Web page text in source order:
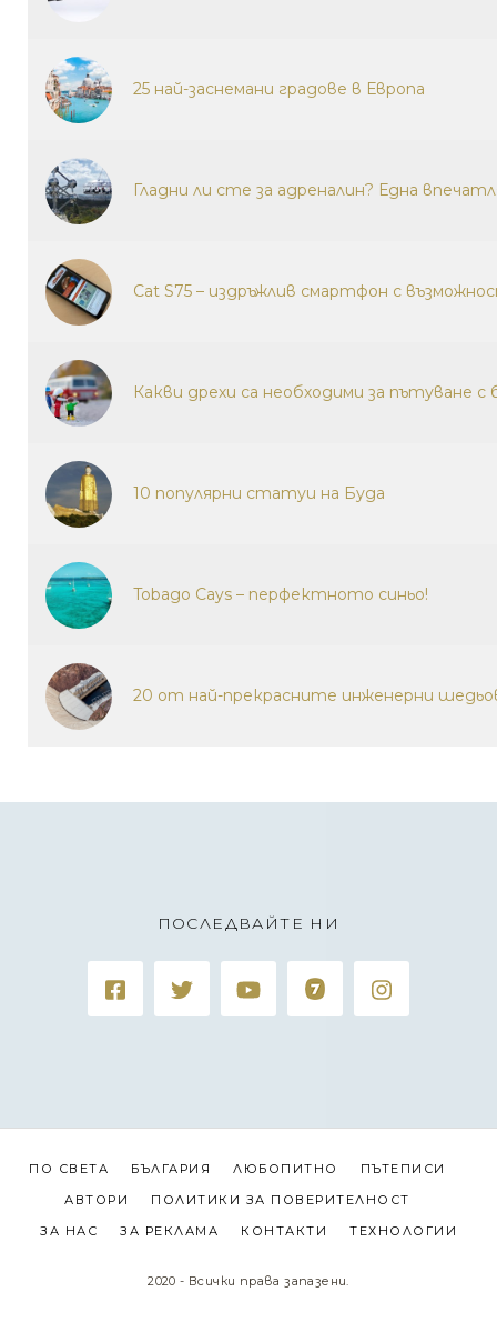
25 най-заснемани градове в Европа
Гладни ли сте за адреналин? Една
Cat S75 – издръжлив смартфон с
Какви дрехи са необходими за пътуване с
10 популярни статуи на Буда
Tobago Cays – перфектното синьо!
20 от най-прекрасните инженерни
ПОСЛЕДВАЙТЕ НИ
ПО СВЕТА БЪЛГАРИЯ ЛЮБОПИТНО
ПЪТЕПИСИ
АВТОРИ
ПОЛИТИКИ ЗА ПОВЕРИТЕЛНОСТ
ЗА НАС
ЗА РЕКЛАМА КОНТАКТИ ТЕХНОЛОГИИ
2020 - Всички права запазени.